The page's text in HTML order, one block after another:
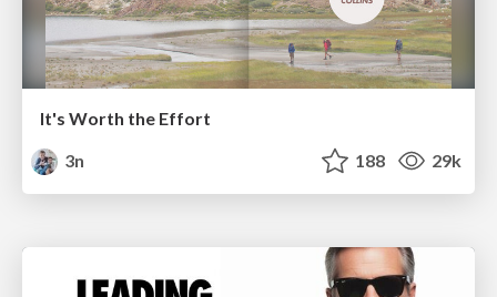
It's Worth the Effort
3n
188 29k